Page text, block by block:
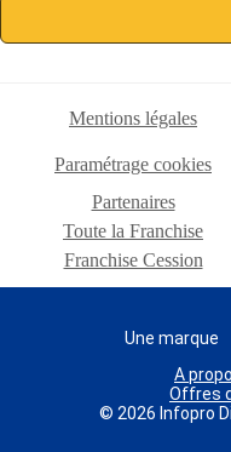
Mentions légales
Paramétrage cookies
Partenaires
Toute la Franchise
Franchise Cession
Une marque
A
Offres
© 2026 Infopro